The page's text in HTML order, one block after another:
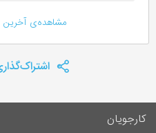
مشاهده‌ی
کارجویان